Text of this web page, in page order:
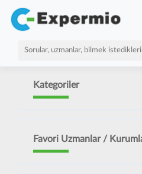
Kategoriler
Favori Uzmanlar /